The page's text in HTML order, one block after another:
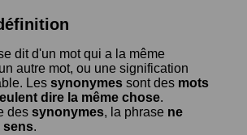
dit d'un mot qui a la même
autre mot, ou une signification
Les synonymes sont des mots
dire la même chose.
des synonymes, la phrase ne
sens.